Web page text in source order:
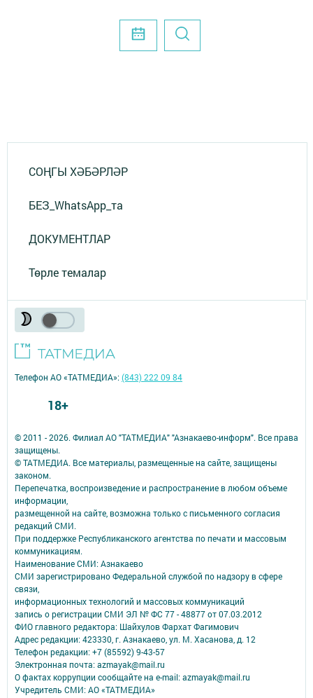
СОҢГЫ ХӘБӘРЛӘР
БЕЗ_WhatsApp_та
ДОКУМЕНТЛАР
Төрле темалар
© 2011 - 2026. Филиал АО "ТАТМЕДИА" "Азнакаево-информ". Все права
защищены.
© ТАТМЕДИА. Все материалы, размещенные на сайте, защищены
законом.
Перепечатка, воспроизведение и распространение в любом объеме
информации,
размещенной на сайте, возможна только с письменного согласия
редакций СМИ.
При поддержке Республиканского агентства по печати и массовым
коммуникациям.
Наименование СМИ: Азнакаево
СМИ зарегистрировано Федеральной службой по надзору в сфере
связи,
информационных технологий и массовых коммуникаций
запись о регистрации СМИ ЭЛ № ФС 77 - 48877 от 07.03.2012
ФИО главного редактора: Шайхулов Фархат Фагимович
Адрес редакции: 423330, г. Азнакаево, ул. М. Хасанова, д. 12
Телефон редакции: +7 (85592) 9-43-57
Электронная почта: azmayak@mail.ru
О фактах коррупции сообщайте на e-mail: azmayak@mail.ru
Учредитель СМИ: АО «ТАТМЕДИА»
Телефон АО «ТАТМЕДИА»:(843) 222 09 84
18+